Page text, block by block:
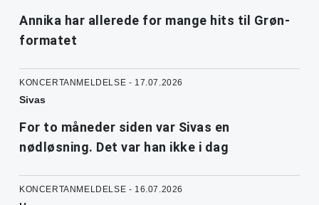
Annika har allerede for mange hits til Grøn-
formatet
KONCERTANMELDELSE - 17.07.2026
Sivas
For to måneder siden var Sivas en
nødløsning. Det var han ikke i dag
KONCERTANMELDELSE - 16.07.2026